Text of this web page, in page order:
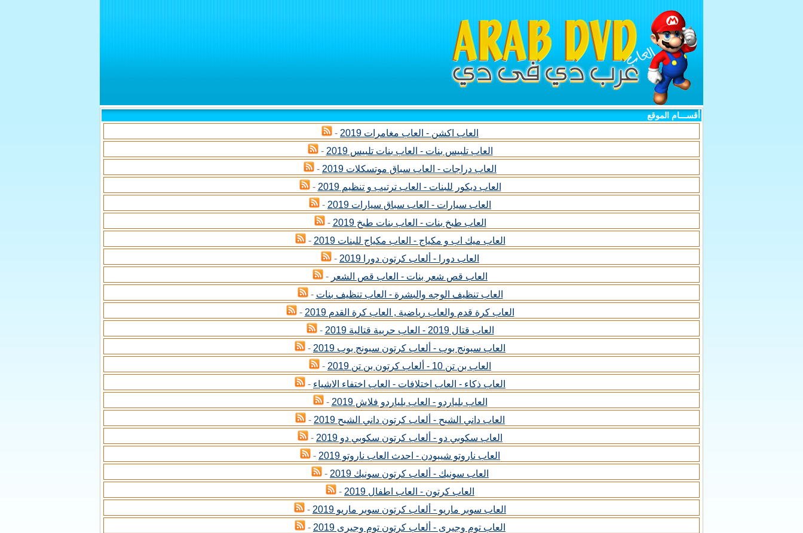
أقســـام الموقع
العاب اكشن - العاب مغامرات 2019
-
العاب تلبيس بنات - العاب بنات تلبيس 2019
-
العاب دراجات - العاب سباق موتسكلات 2019
-
العاب ديكور للبنات - العاب ترتيب و تنظيم 2019
-
العاب سيارات - العاب سباق سيارات 2019
-
العاب طبخ بنات - العاب بنات طبخ 2019
-
العاب ميك اب و مكياج - العاب مكياج للبنات 2019
-
العاب دورا - ألعاب كرتون دورا 2019
-
العاب قص شعر بنات - العاب قص الشعر -
العاب تنظيف الوجه والبشرة - العاب تنظيف بنات -
العاب كرة قدم والعاب رياضية , العاب كرة القدم 2019
-
العاب قتال 2019 - العاب حربية قتالية 2019
-
العاب سبونج بوب - ألعاب كرتون سبونج بوب 2019
-
العاب بن تن 10 - ألعاب كرتون بن تن 2019
-
العاب ذكاء - العاب اختلافات - العاب اختفاء الاشياء -
العاب بلياردو - العاب بلياردو فلاش 2019
-
العاب داني الشبح - ألعاب كرتون داني الشبح 2019
-
العاب سكوبي دو - ألعاب كرتون سكوبي دو 2019
-
العاب ناروتو شيبودن - احدث العاب ناروتو 2019
-
العاب سونيك - ألعاب كرتون سونيك 2019
-
العاب كرتون - العاب اطفال 2019
-
العاب سوبر ماريو - ألعاب كرتون سوبر ماريو 2019
-
العاب توم وجيرى - ألعاب كرتون توم وجيرى 2019
-